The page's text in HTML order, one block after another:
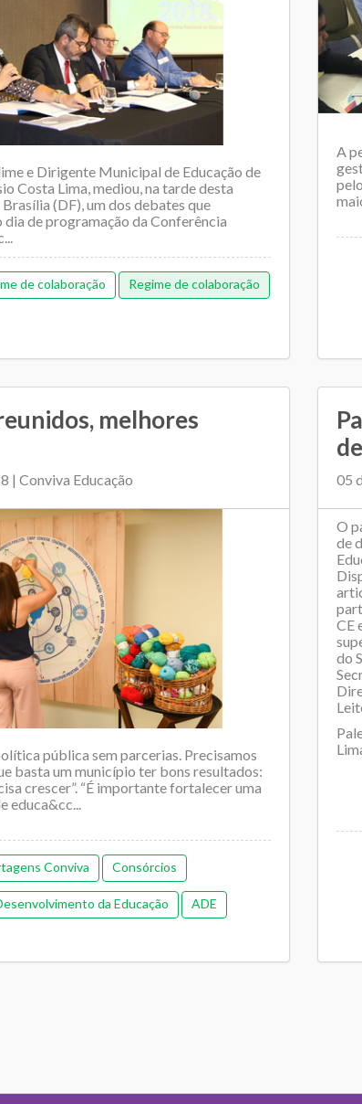
e Dirigente Municipal de Educação de
Costa Lima, mediou, na tarde desta
(DF), um dos debates que
de programação da Conferência
de colaboração Regime de colaboração
A
melhores
| Conviva Educação
pública sem parcerias. Precisamos
basta um município ter bons resultados:
crescer”. “É importante fortalecer uma
educa&cc...
Conviva Consórcios
da Educação ADE
05
O
de
CE
do